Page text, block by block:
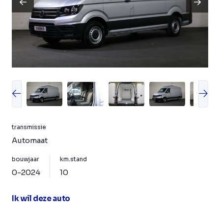
transmissie
Automaat
bouwjaar
0-2024
km.stand
10
Ik wil deze auto